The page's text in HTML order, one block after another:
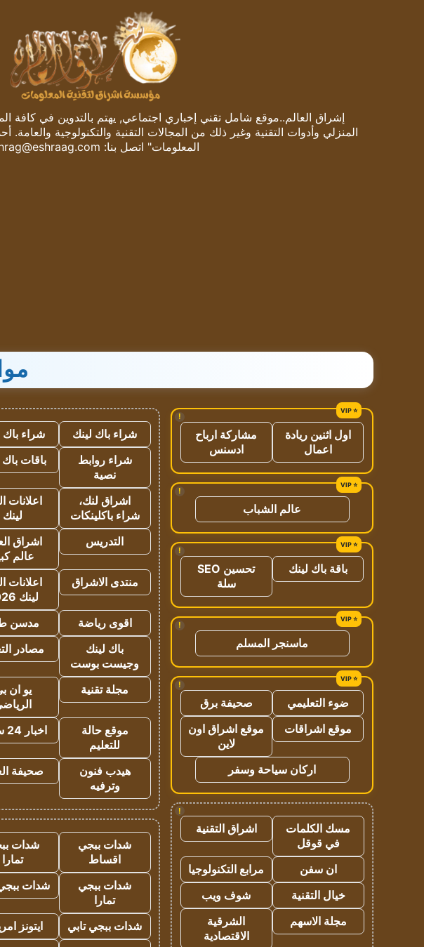
إشراق العالم..موقع شامل تقني إخباري اجتماعي, يهتم بالتدوين في كافة
المنزلي وأدوات التقنية وغير ذلك من المجالات التقنية والتكنولوجية
المعلومات" اتصل بنا:
!
اول اثنين ريادة
اعمال
مشاركة ارباح
ادسنس
!
عالم الشباب
!
باقة باك لينك
تحسين SEO
سلة
!
ماسنجر المسلم
!
ضوء التعليمي
صحيفة برق
موقع اشراقات
موقع اشراق اون
لاين
اركان سياحة وسفر
!
مسك الكلمات
في قوقل
اشراق التقنية
ان سفن
مرابع التكنولوجيا
خيال التقنية
شوف ويب
مجلة الاسهم
الشرقية
الاقتصادية
شراء باك لينك
شراء باك
شراء روابط
نصية
باقات باك
اشراق لنك،
شراء باكلينكات
اعلانات
لينك
التدريس
اشراق
عالم
منتدى الاشراق
اعلانات
لينك 2026
اقوى رياضة
مدسن
باك لينك
وجيست بوست
مصادر
مجلة تقنية
يو ان
موقع حالة
للتعليم
اخبار 24 ساعة
هيدب فنون
وترفيه
صحيفة
شدات ببجي
اقساط
شدات
تمارا
شدات ببجي
تمارا
شدات
شدات ببجي تابي
ايتونز